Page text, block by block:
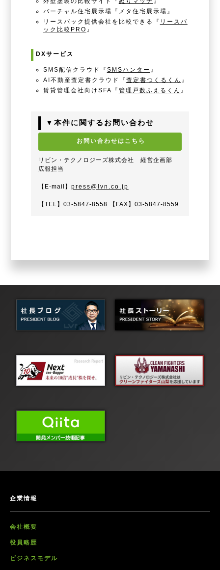
バーチャル住宅展示場『 メタ住宅展示場 』
リースバック提供会社を比較できる『 リースバ
ック比較PRO 』
DXサービス
SMS配信クラウド『 SMSハンター 』
AI不動産査定書クラウド『 査定書つくるくん 』
賃貸管理会社向けSFA『 管理戸数ふえるくん 』
▼本件に関するお問い合わせ
お問い合わせはこちら
リビン・テクノロジーズ株式会社 経営企画部
広報担当
【E-mail】 press@lvn.co.jp
【TEL】03-5847-8558 【FAX】03-5847-8559
企業情報
会社概要
役員略歴
ビジネスモデル